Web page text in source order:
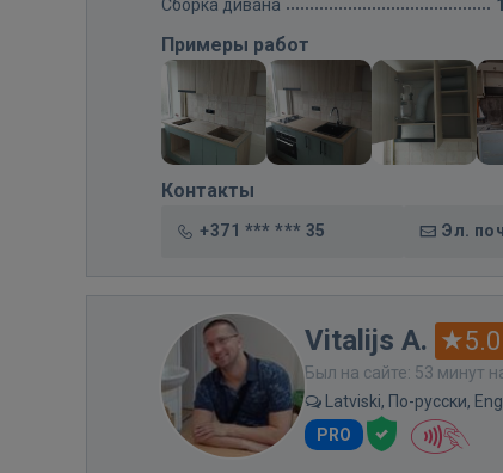
Сборка дивана
Примеры работ
Контакты
+371 *** *** 35 Эл.
Vitalijs A. 5.0
Был на сайте: 53 минут
Latviski, По-русски,
PRO